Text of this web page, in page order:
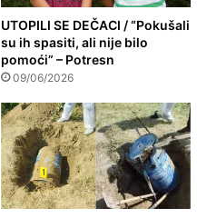
UTOPILI SE DEČACI / “Pokušali
su ih spasiti, ali nije bilo
pomoći” – Potresn
09/06/2026